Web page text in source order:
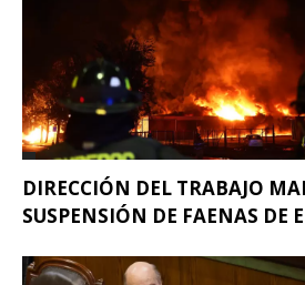
DIRECCIÓN DEL TRABAJO
SUSPENSIÓN DE FAENAS DE